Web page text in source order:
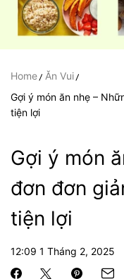
Home
Ăn Vui
Gợi ý món ăn nhẹ –
tiện lợi
Gợi ý món
đơn đơn
tiện lợi
12:09 1 Tháng 2, 2025